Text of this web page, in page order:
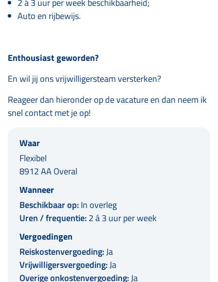
2 á 3 uur per week beschikbaarheid;
Auto en rijbewijs.
Enthousiast geworden?
En wil jij ons vrijwilligersteam versterken?
Reageer dan hieronder op de vacature en dan neem ik
snel contact met je op!
Waar
Flexibel
8912 AA Overal
Wanneer
Beschikbaar op:In overleg
Uren / frequentie:2 á 3 uur per week
Vergoedingen
Reiskostenvergoeding:Ja
Vrijwilligersvergoeding:Ja
Overige onkostenvergoeding:Ja